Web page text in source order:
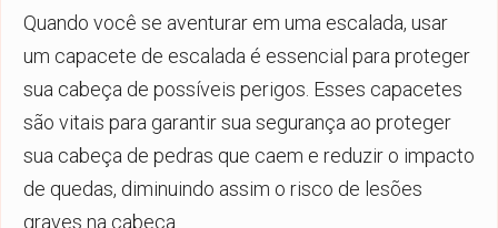
Quando você se aventurar em uma escalada, usar
um capacete de escalada é essencial para proteger
sua cabeça de possíveis perigos. Esses capacetes
são vitais para garantir sua segurança ao proteger
sua cabeça de pedras que caem e reduzir o impacto
de quedas, diminuindo assim o risco de lesões
graves na cabeça.